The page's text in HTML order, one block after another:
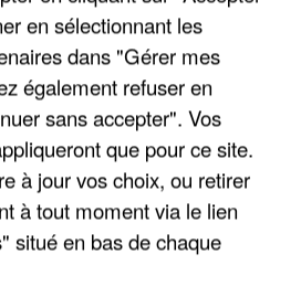
en sélectionnant les
dans "Gérer mes
également refuser en
sans accepter". Vos
que pour ce site.
à jour vos choix, ou retirer
à tout moment via le lien
situé en bas de chaque